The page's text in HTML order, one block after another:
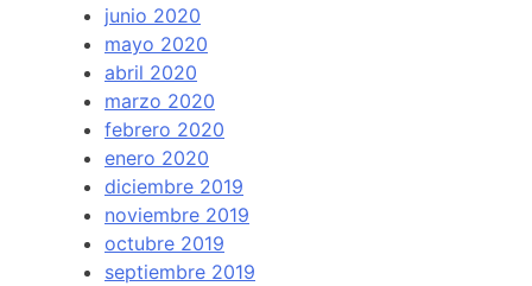
junio 2020
mayo 2020
abril 2020
marzo 2020
febrero 2020
enero 2020
diciembre 2019
noviembre 2019
octubre 2019
septiembre 2019